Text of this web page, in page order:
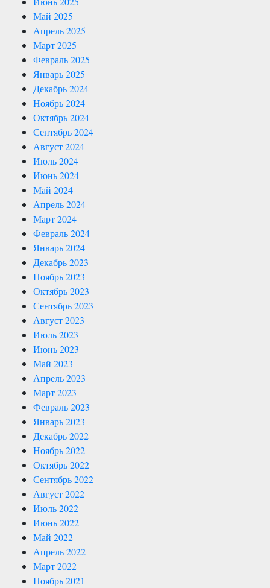
Май 2025
Апрель 2025
Март 2025
Февраль 2025
Январь 2025
Декабрь 2024
Ноябрь 2024
Октябрь 2024
Сентябрь 2024
Август 2024
Июль 2024
Июнь 2024
Май 2024
Апрель 2024
Март 2024
Февраль 2024
Январь 2024
Декабрь 2023
Ноябрь 2023
Октябрь 2023
Сентябрь 2023
Август 2023
Июль 2023
Июнь 2023
Май 2023
Апрель 2023
Март 2023
Февраль 2023
Январь 2023
Декабрь 2022
Ноябрь 2022
Октябрь 2022
Сентябрь 2022
Август 2022
Июль 2022
Июнь 2022
Май 2022
Апрель 2022
Март 2022
Ноябрь 2021